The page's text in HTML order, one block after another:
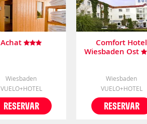
Achat
Wiesbaden
VUELO+HOTEL
RESERVAR
Comfort Hotel
Wiesbaden Ost
Wiesbaden
VUELO+HOTEL
RESERVAR